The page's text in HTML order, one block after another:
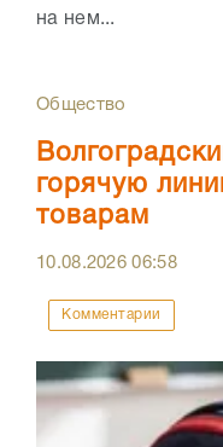
на нем...
Общество
горячую
товарам
10.08.202606:58
Комментарии